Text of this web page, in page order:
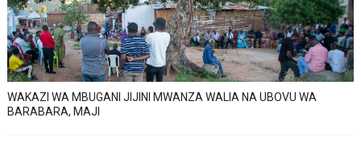
WAKAZI WA MBUGANI JIJINI MWANZA WALIA NA UBOVU WA
BARABARA, MAJI